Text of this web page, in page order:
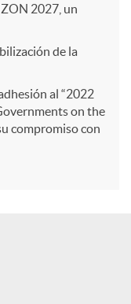
2027, un
de la
al “2022
on the
compromiso con